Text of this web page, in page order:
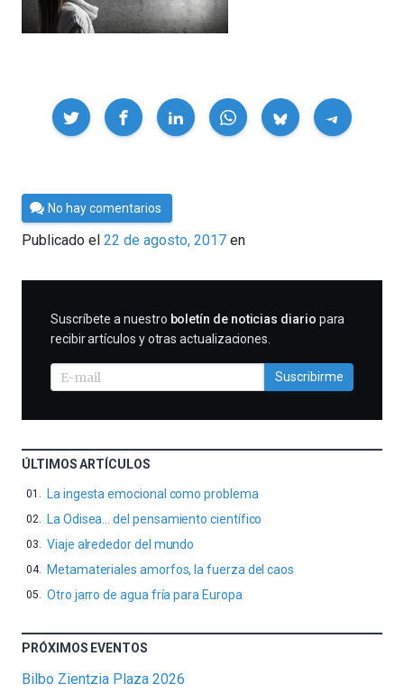
Compartir
Por
César
Tomé
No hay comentarios
Publicado el 22 de agosto, 2017 en
SUSCRIBIRME
Suscríbete a nuestro boletín de noticias diario para
recibir artículos y otras actualizaciones.
Suscribirme
ÚLTIMOS ARTÍCULOS
La ingesta emocional como problema
La Odisea… del pensamiento científico
Viaje alrededor del mundo
Metamateriales amorfos, la fuerza del caos
Otro jarro de agua fría para Europa
PRÓXIMOS EVENTOS
Bilbo Zientzia Plaza 2026